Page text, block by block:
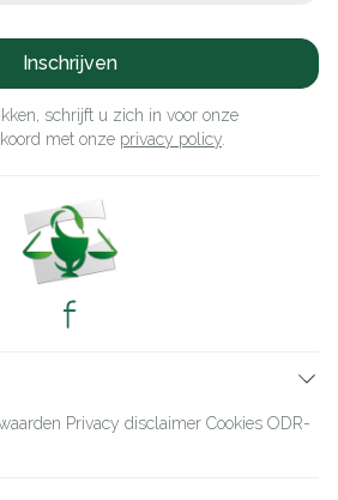
Inschrijven
schrijft u zich in voor onze
met onze privacy policy
Privacy disclaimer Cookies ODR-